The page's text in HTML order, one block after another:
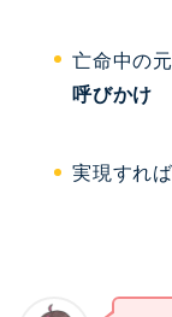
亡命中の
呼びかけ
実現すれ